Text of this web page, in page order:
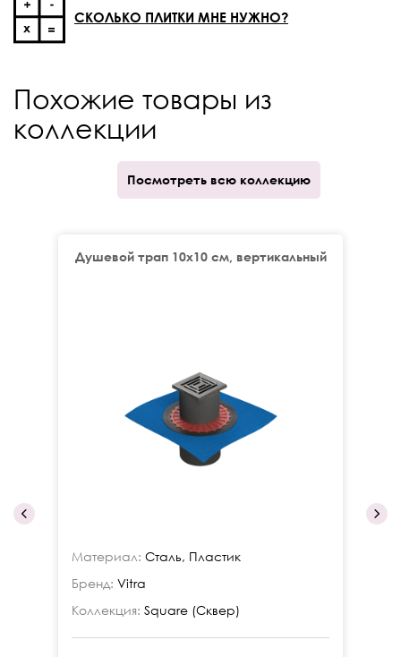
СКОЛЬКО ПЛИТКИ МНЕ НУЖНО?
Похожие товары из
коллекции
Посмотреть всю коллекцию
Душевой трап 10x10 см, вертикальный
Материал: Сталь, Пластик
Бренд: Vitra
Коллекция: Square (Сквер)